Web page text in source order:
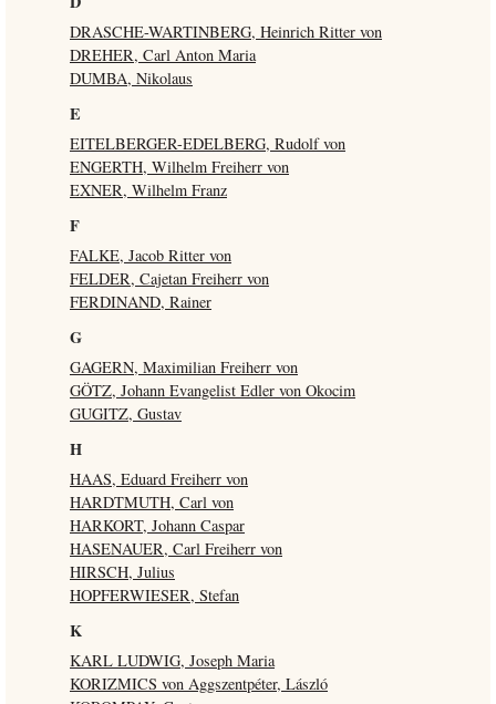
DRASCHE-WARTINBERG, Heinrich Ritter von
DREHER, Carl Anton Maria
DUMBA, Nikolaus
E
EITELBERGER-EDELBERG, Rudolf von
ENGERTH, Wilhelm Freiherr von
EXNER, Wilhelm Franz
F
FALKE, Jacob Ritter von
FELDER, Cajetan Freiherr von
FERDINAND, Rainer
G
GAGERN, Maximilian Freiherr von
GÖTZ, Johann Evangelist Edler von Okocim
GUGITZ, Gustav
H
HAAS, Eduard Freiherr von
HARDTMUTH, Carl von
HARKORT, Johann Caspar
HASENAUER, Carl Freiherr von
HIRSCH, Julius
HOPFERWIESER, Stefan
K
KARL LUDWIG, Joseph Maria
KORIZMICS von Aggszentpéter, László